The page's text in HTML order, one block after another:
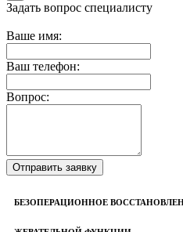
Задать вопрос специалисту
Ваше имя:
Ваш телефон:
Вопрос:
БЕЗОПЕРАЦИОННОЕ